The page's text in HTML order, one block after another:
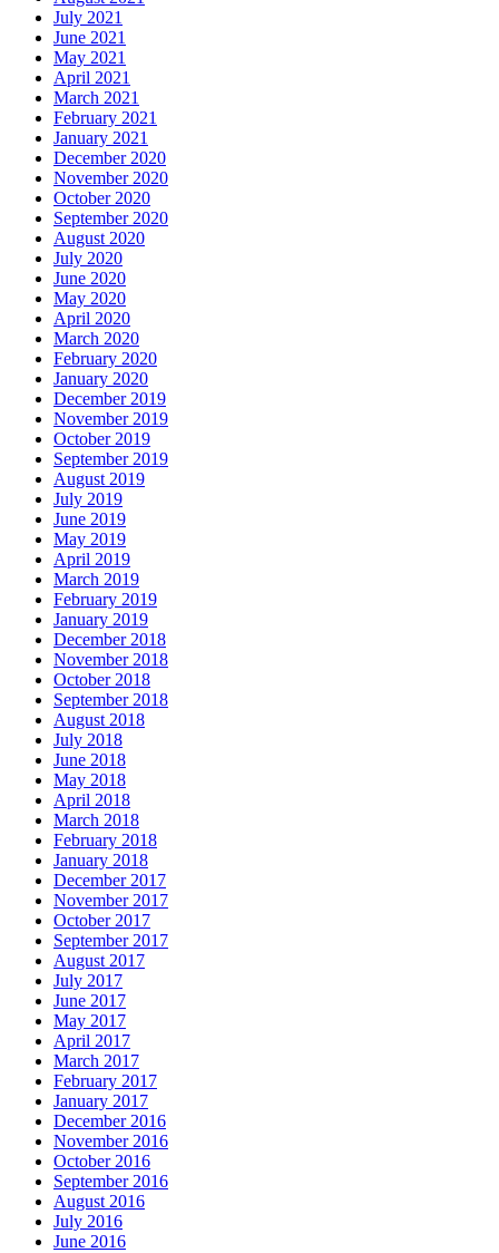
July 2021
June 2021
May 2021
April 2021
March 2021
February 2021
January 2021
December 2020
November 2020
October 2020
September 2020
August 2020
July 2020
June 2020
May 2020
April 2020
March 2020
February 2020
January 2020
December 2019
November 2019
October 2019
September 2019
August 2019
July 2019
June 2019
May 2019
April 2019
March 2019
February 2019
January 2019
December 2018
November 2018
October 2018
September 2018
August 2018
July 2018
June 2018
May 2018
April 2018
March 2018
February 2018
January 2018
December 2017
November 2017
October 2017
September 2017
August 2017
July 2017
June 2017
May 2017
April 2017
March 2017
February 2017
January 2017
December 2016
November 2016
October 2016
September 2016
August 2016
July 2016
June 2016